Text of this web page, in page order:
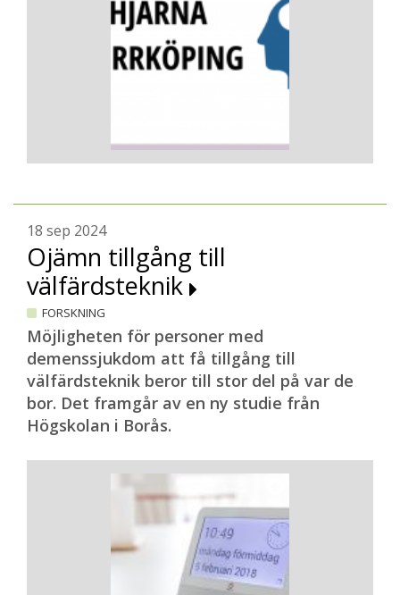
18 sep 2024
Ojämn tillgång till
välfärdsteknik
FORSKNING
Möjligheten för personer med
demenssjukdom att få tillgång till
välfärdsteknik beror till stor del på var de
bor. Det framgår av en ny studie från
Högskolan i Borås.